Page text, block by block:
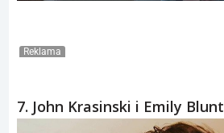
Reklama
7. John Krasinski i Emily Blunt